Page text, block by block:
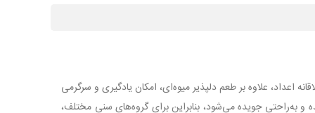
اعداد، علاوه بر طعم دلپذیر میوه‌ای، امکان یادگیری و سرگرمی
به‌راحتی جویده می‌شود، بنابراین برای گروه‌های سنی مختلف،